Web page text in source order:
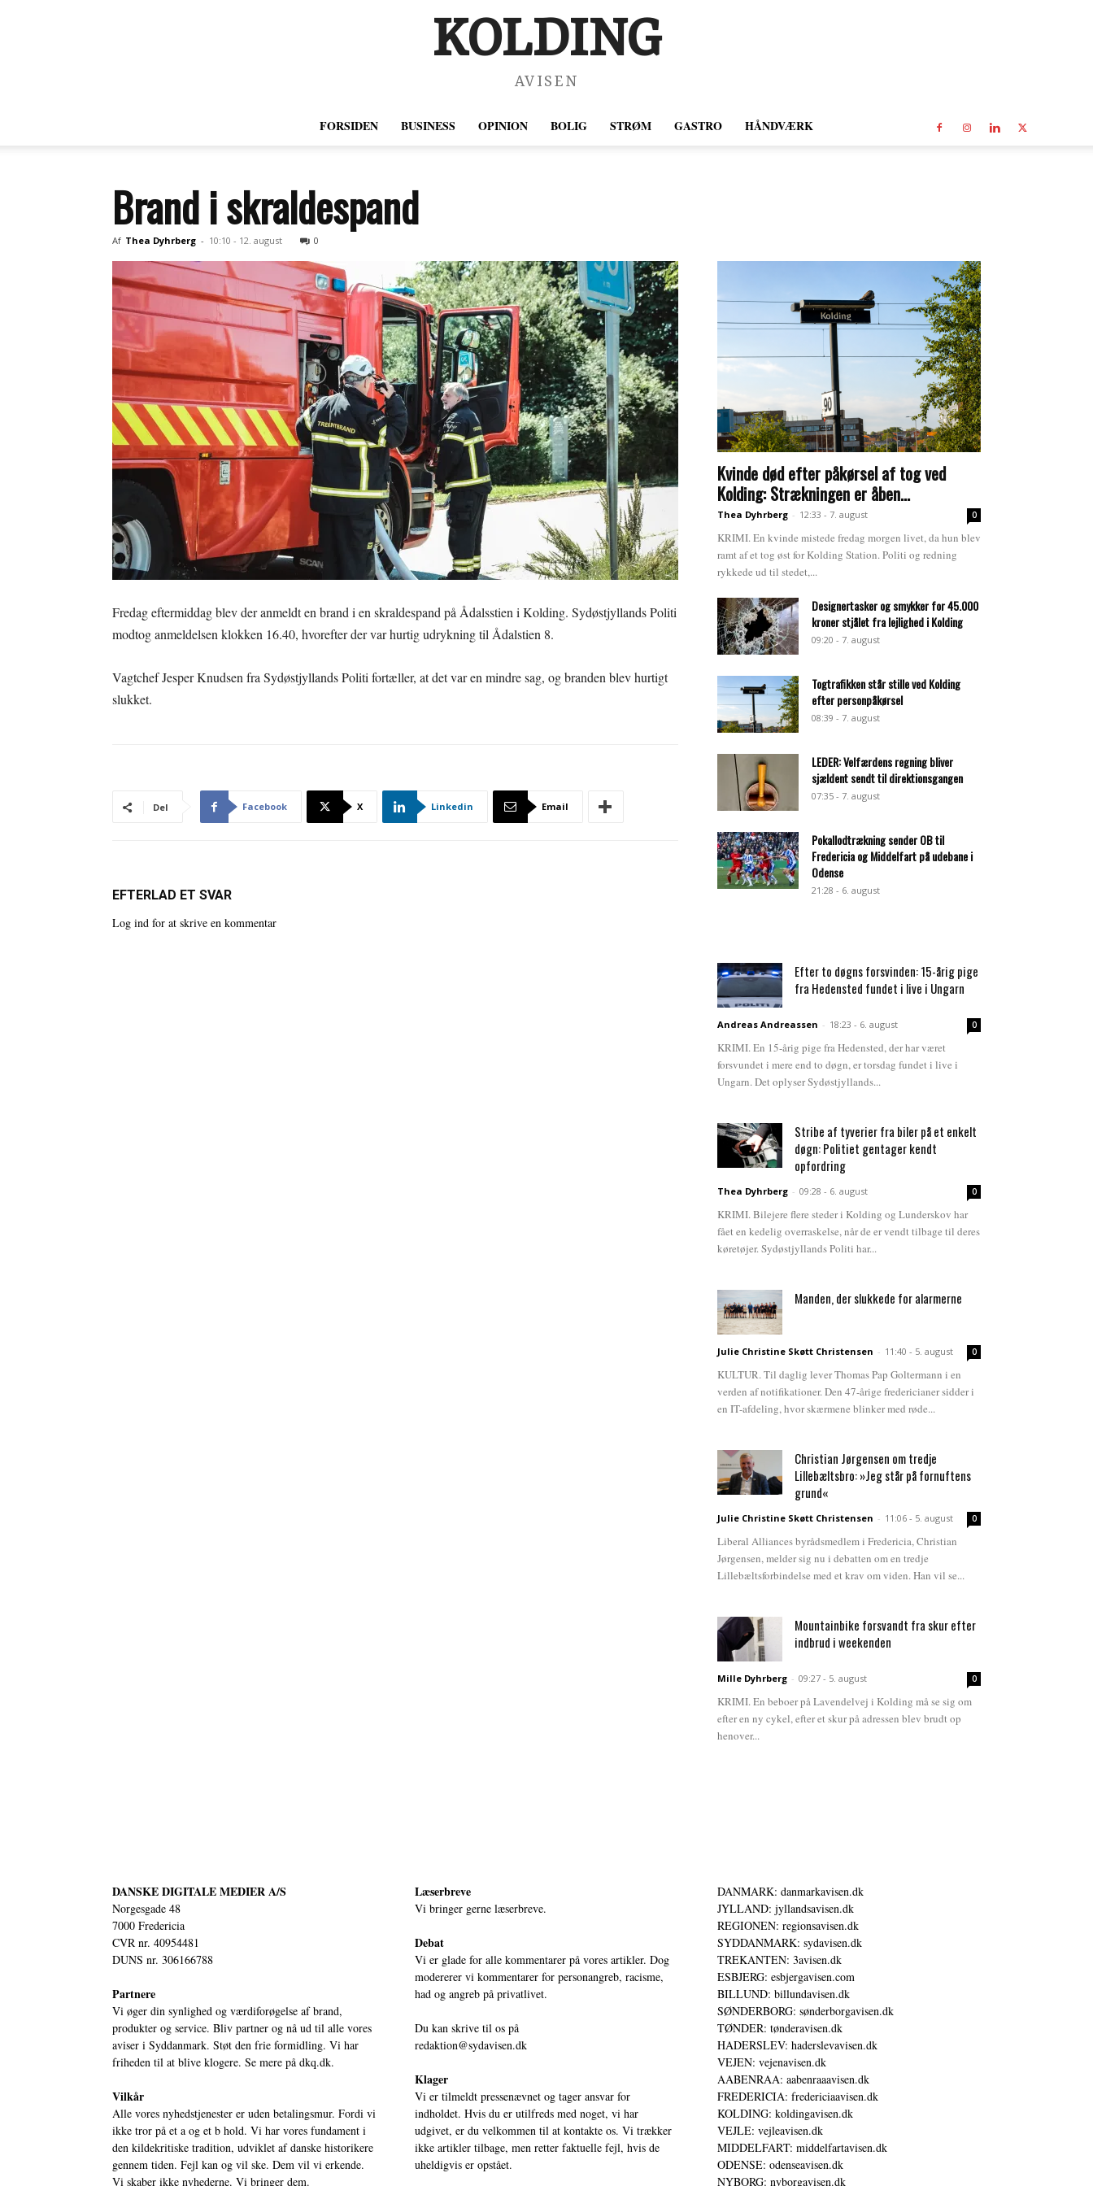
KOLDING
AVISEN
FORSIDEN BUSINESS OPINION BOLIG STRØM GASTRO HÅNDVÆRK
Brand i skraldespand
Af Thea Dyhrberg - 10:10 - 12. august 0
Fredag eftermiddag blev der anmeldt en brand i en skraldespand på Ådalsstien i Kolding. Sydøstjyllands Politi
modtog anmeldelsen klokken 16.40, hvorefter der var hurtig udrykning til Ådalstien 8.
Vagtchef Jesper Knudsen fra Sydøstjyllands Politi fortæller, at det var en mindre sag, og branden blev hurtigt
slukket.
Del Facebook X Linkedin Email
EFTERLAD ET SVAR
Log ind for at skrive en kommentar
Kvinde død efter påkørsel af tog ved
Kolding: Strækningen er åben...
Thea Dyhrberg - 12:33 - 7. august 0
KRIMI. En kvinde mistede fredag morgen livet, da hun blev
ramt af et tog øst for Kolding Station. Politi og redning
rykkede ud til stedet,...
Designertasker og smykker for 45.000
kroner stjålet fra lejlighed i Kolding
09:20 - 7. august
Togtrafikken står stille ved Kolding
efter personpåkørsel
08:39 - 7. august
LEDER: Velfærdens regning bliver
sjældent sendt til direktionsgangen
07:35 - 7. august
Pokallodtrækning sender OB til
Fredericia og Middelfart på udebane i
Odense
21:28 - 6. august
Efter to døgns forsvinden: 15-årig pige
fra Hedensted fundet i live i Ungarn
Andreas Andreassen - 18:23 - 6. august 0
KRIMI. En 15-årig pige fra Hedensted, der har været
forsvundet i mere end to døgn, er torsdag fundet i live i
Ungarn. Det oplyser Sydøstjyllands...
Stribe af tyverier fra biler på et enkelt
døgn: Politiet gentager kendt
opfordring
Thea Dyhrberg - 09:28 - 6. august 0
KRIMI. Bilejere flere steder i Kolding og Lunderskov har
fået en kedelig overraskelse, når de er vendt tilbage til deres
køretøjer. Sydøstjyllands Politi har...
Manden, der slukkede for alarmerne
Julie Christine Skøtt Christensen - 11:40 - 5. august 0
KULTUR. Til daglig lever Thomas Pap Goltermann i en
verden af notifikationer. Den 47-årige fredericianer sidder i
en IT-afdeling, hvor skærmene blinker med røde...
Christian Jørgensen om tredje
Lillebæltsbro: »Jeg står på fornuftens
grund«
Julie Christine Skøtt Christensen - 11:06 - 5. august 0
Liberal Alliances byrådsmedlem i Fredericia, Christian
Jørgensen, melder sig nu i debatten om en tredje
Lillebæltsforbindelse med et krav om viden. Han vil se...
Mountainbike forsvandt fra skur efter
indbrud i weekenden
Mille Dyhrberg - 09:27 - 5. august 0
KRIMI. En beboer på Lavendelvej i Kolding må se sig om
efter en ny cykel, efter et skur på adressen blev brudt op
henover...
DANSKE DIGITALE MEDIER A/S
Norgesgade 48
7000 Fredericia
CVR nr. 40954481
DUNS nr. 306166788
Partnere
Vi øger din synlighed og værdiforøgelse af brand,
produkter og service. Bliv partner og nå ud til alle vores
aviser i Syddanmark. Støt den frie formidling. Vi har
friheden til at blive klogere. Se mere på dkq.dk.
Vilkår
Alle vores nyhedstjenester er uden betalingsmur. Fordi vi
ikke tror på et a og et b hold. Vi har vores fundament i
den kildekritiske tradition, udviklet af danske historikere
gennem tiden. Fejl kan og vil ske. Dem vil vi erkende.
Vi skaber ikke nyhederne. Vi bringer dem.
Læserbreve
Vi bringer gerne læserbreve.
Debat
Vi er glade for alle kommentarer på vores artikler. Dog
modererer vi kommentarer for personangreb, racisme,
had og angreb på privatlivet.
Du kan skrive til os på
redaktion@sydavisen.dk
Klager
Vi er tilmeldt pressenævnet og tager ansvar for
indholdet. Hvis du er utilfreds med noget, vi har
udgivet, er du velkommen til at kontakte os. Vi trækker
ikke artikler tilbage, men retter faktuelle fejl, hvis de
uheldigvis er opstået.
DANMARK: danmarkavisen.dk
JYLLAND: jyllandsavisen.dk
REGIONEN: regionsavisen.dk
SYDDANMARK: sydavisen.dk
TREKANTEN: 3avisen.dk
ESBJERG: esbjergavisen.com
BILLUND: billundavisen.dk
SØNDERBORG: sønderborgavisen.dk
TØNDER: tønderavisen.dk
HADERSLEV: haderslevavisen.dk
VEJEN: vejenavisen.dk
AABENRAA: aabenraaavisen.dk
FREDERICIA: fredericiaavisen.dk
KOLDING: koldingavisen.dk
VEJLE: vejleavisen.dk
MIDDELFART: middelfartavisen.dk
ODENSE: odenseavisen.dk
NYBORG: nyborgavisen.dk